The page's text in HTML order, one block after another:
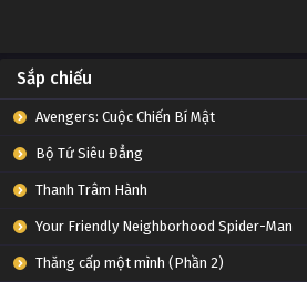
Sắp chiếu
Avengers: Cuộc Chiến Bí Mật
Bộ Tứ Siêu Đẳng
Thanh Trâm Hành
Your Friendly Neighborhood Spider-Man
Thăng cấp một mình (Phần 2)